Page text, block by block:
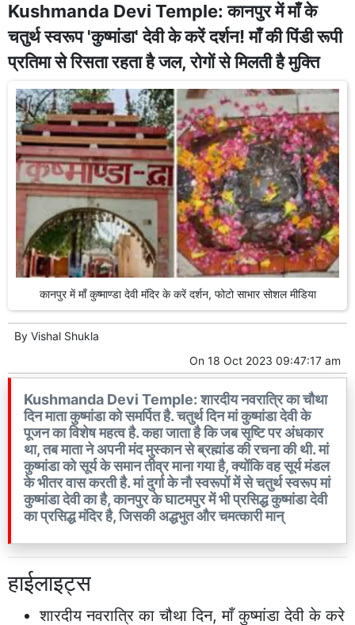
Kushmanda Devi Temple: कानपुर में माँ के
चतुर्थ स्वरूप 'कुष्मांडा' देवी के करें दर्शन! माँ की पिंडी रूपी
प्रतिमा से रिसता रहता है जल, रोगों से मिलती है मुक्ति
कानपुर में माँ कुष्माण्डा देवी मंदिर के करें दर्शन, फोटो साभार सोशल मीडिया
By Vishal Shukla
On 18 Oct 2023 09:47:17 am
Kushmanda Devi Temple: शारदीय नवरात्रि का चौथा
दिन माता कुष्मांडा को समर्पित है. चतुर्थ दिन मां कुष्मांडा देवी के
पूजन का विशेष महत्व है. कहा जाता है कि जब सृष्टि पर अंधकार
था, तब माता ने अपनी मंद मुस्कान से ब्रह्मांड की रचना की थी. मां
कुष्मांडा को सूर्य के समान तीव्र माना गया है, क्योंकि वह सूर्य मंडल
के भीतर वास करती है. मां दुर्गा के नौ स्वरूपों में से चतुर्थ स्वरूप मां
कुष्मांडा देवी का है, कानपुर के घाटमपुर में भी प्रसिद्ध कुष्मांडा देवी
का प्रसिद्ध मंदिर है, जिसकी अद्धभुत और चमत्कारी मान्
हाईलाइट्स
शारदीय नवरात्रि का चौथा दिन, माँ कुष्मांडा देवी के करे